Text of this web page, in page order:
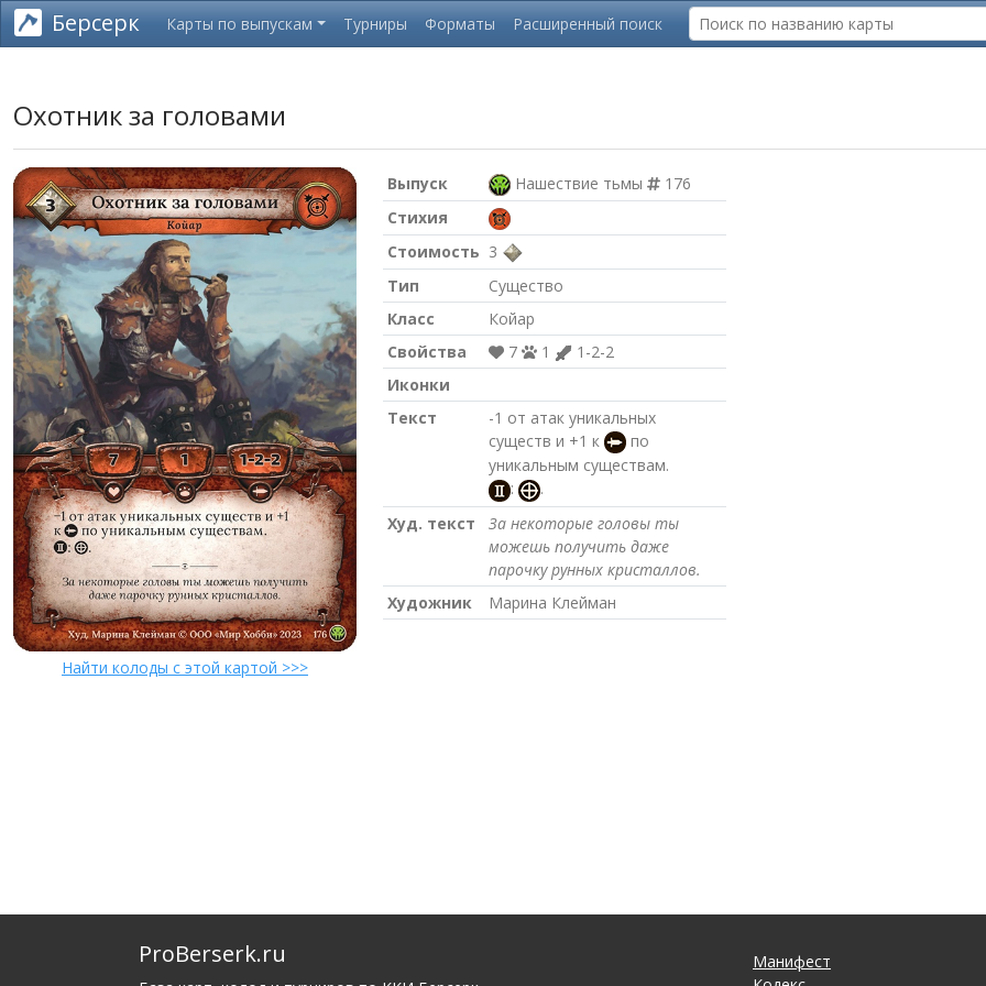
Берсерк Карты по выпускам Турниры Форматы Расширенный поиск
Охотник за головами
Найти колоды с этой картой >>>
Выпуск Нашествие тьмы
176
Стихия
Стоимость 3
Тип
Существо
Класс
Койар
Свойства
7 1
1-2-2
Иконки
Текст
-1 от атак уникальных
существ и +1 к
по
уникальным существам.
:
.
Худ. текст
За некоторые головы ты
можешь получить даже
парочку рунных кристаллов.
Художник
Марина Клейман
ProBerserk.ru
Манифест